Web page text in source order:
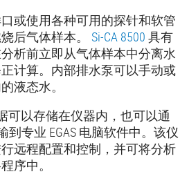
或使用各种可用的探针和软管
后气体样本。 Si-CA 8500 具有
析前立即从气体样本中分离水
计算。内部排水泵可以手动或
液态水。
可以存储在仪器内，也可以通
到专业 EGAS 电脑软件中。该仪
远程配置和控制，并可将分析
序中。